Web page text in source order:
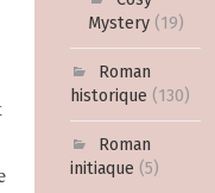
Mystery(19)
Roman
historique (130)
Roman
initiaque (5)